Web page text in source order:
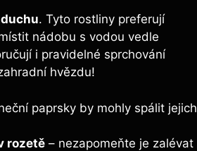
. Tyto rostliny preferují
nádobu s vodou vedle
i pravidelné sprchování
hvězdu!
paprsky by mohly spálit jejich
rozetě – nezapomeňte je zalévat